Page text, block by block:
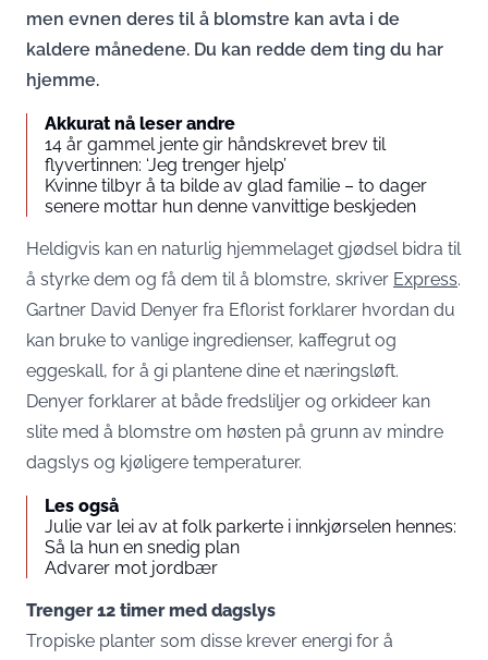
men evnen deres til å blomstre kan avta i de
kaldere månedene. Du kan redde dem ting du har
hjemme.
Akkurat nå leser andre
14 år gammel jente gir håndskrevet brev til
flyvertinnen: ‘Jeg trenger hjelp’
Kvinne tilbyr å ta bilde av glad familie – to dager
senere mottar hun denne vanvittige beskjeden
Heldigvis kan en naturlig hjemmelaget gjødsel bidra til
å styrke dem og få dem til å blomstre, skriver Express.
Gartner David Denyer fra Eflorist forklarer hvordan du
kan bruke to vanlige ingredienser, kaffegrut og
eggeskall, for å gi plantene dine et næringsløft.
Denyer forklarer at både fredsliljer og orkideer kan
slite med å blomstre om høsten på grunn av mindre
dagslys og kjøligere temperaturer.
Les også
Julie var lei av at folk parkerte i innkjørselen hennes:
Så la hun en snedig plan
Advarer mot jordbær
Trenger 12 timer med dagslys
Tropiske planter som disse krever energi for å